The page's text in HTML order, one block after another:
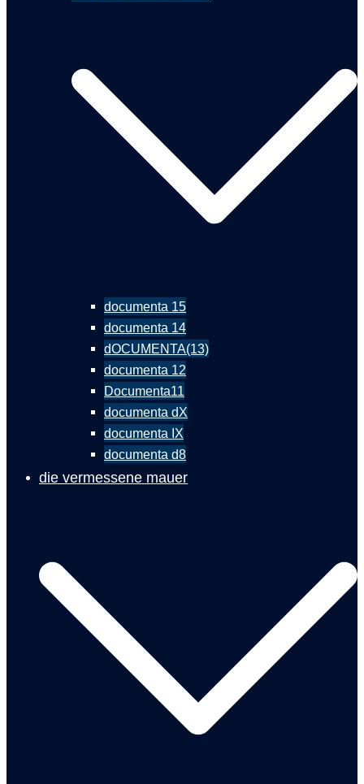
documenta 15
documenta 14
dOCUMENTA(13)
documenta 12
Documenta11
documenta dX
documenta IX
documenta d8
die vermessene mauer